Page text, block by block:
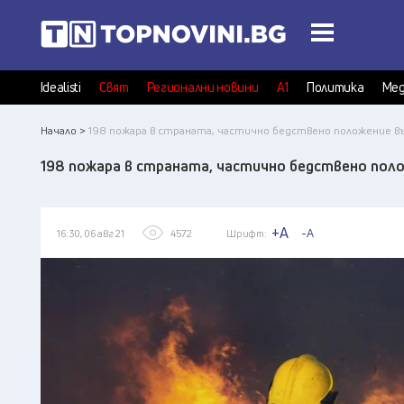
Idealisti Свят Регионални новини А1 Политика
Начало > 198 пожара в страната, частично бедствено положение
198 пожара в страната, частично бедствено
16:30, 06 авг 21 4572 Шрифт: +A -A